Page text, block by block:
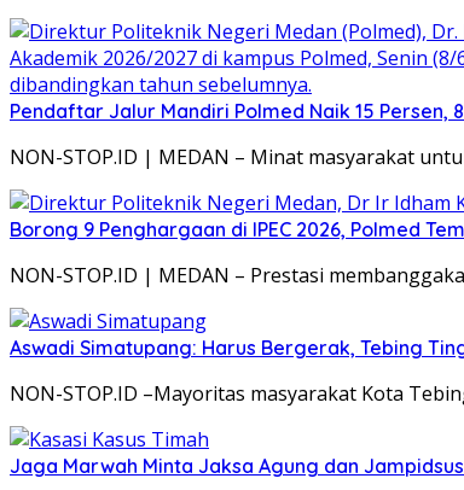
Pendaftar Jalur Mandiri Polmed Naik 15 Persen,
NON-STOP.ID | MEDAN – Minat masyarakat
Borong 9 Penghargaan di IPEC 2026, Polmed
NON-STOP.ID | MEDAN – Prestasi
Aswadi Simatupang: Harus Bergerak, Tebing
NON-STOP.ID –Mayoritas masyarakat Kota
Jaga Marwah Minta Jaksa Agung dan